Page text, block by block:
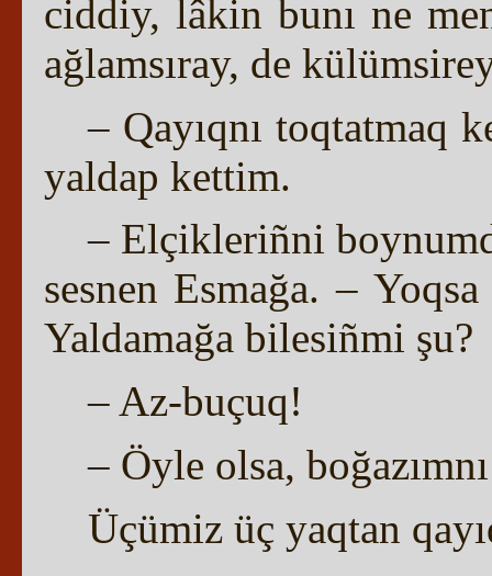
ciddiy, lâkin bunı ne
ağlamsıray, de
– Qayıqnı toqtatmaq
yaldap kettim.
– Elçikleriñni
sesnen Esmağa. –
Yaldamağa bilesiñmi şu?
– Az-buçuq!
– Öyle olsa,
Üçümiz üç yaqtan